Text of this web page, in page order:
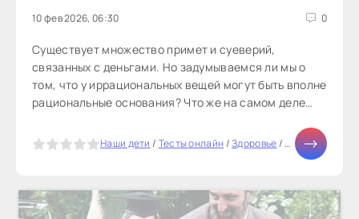
10 фев 2026, 06:30 0
Существует множество примет и суеверий,
связанных с деньгами. Но задумываемся ли мы о
том, что у иррациональных вещей могут быть вполне
рациональные основания? Что же на самом деле
Наши дети / Тесты онлайн/Здоровье/ Отношения